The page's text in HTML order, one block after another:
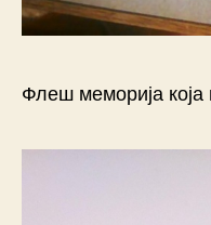
Флеш меморија која